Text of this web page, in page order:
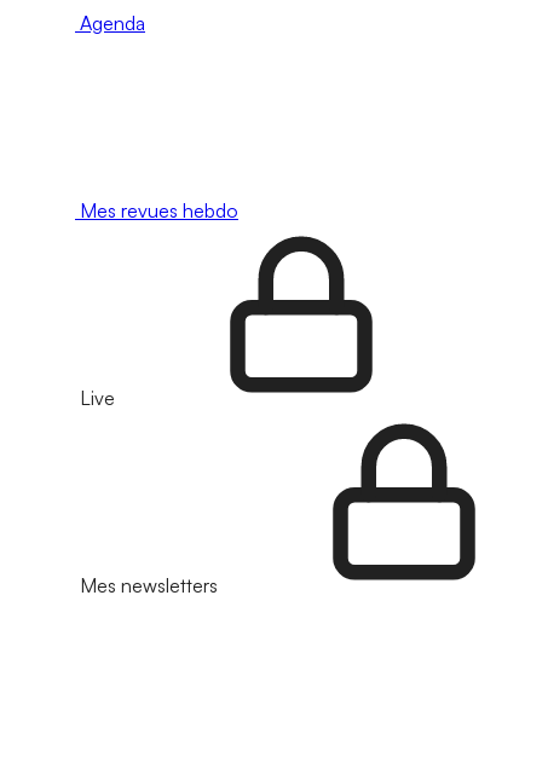
Agenda
Mes revues hebdo
Live
Mes newsletters